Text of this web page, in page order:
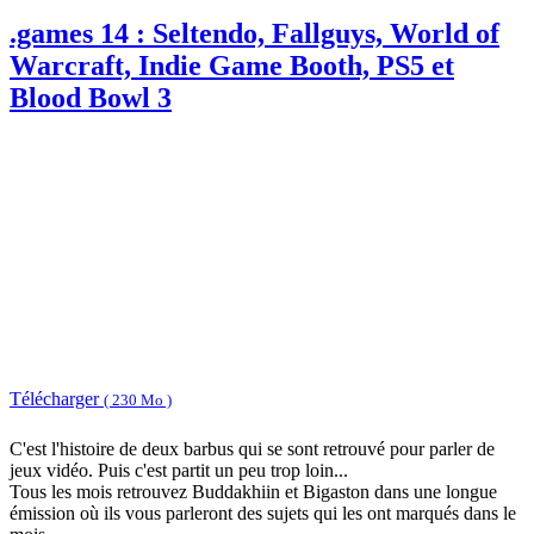
.games 14 : Seltendo, Fallguys, World of
Warcraft, Indie Game Booth, PS5 et
Blood Bowl 3
Télécharger ( 230 Mo )
C'est l'histoire de deux barbus qui se sont retrouvé pour parler de
jeux vidéo. Puis c'est partit un peu trop loin...
Tous les mois retrouvez Buddakhiin et Bigaston dans une longue
émission où ils vous parleront des sujets qui les ont marqués dans le